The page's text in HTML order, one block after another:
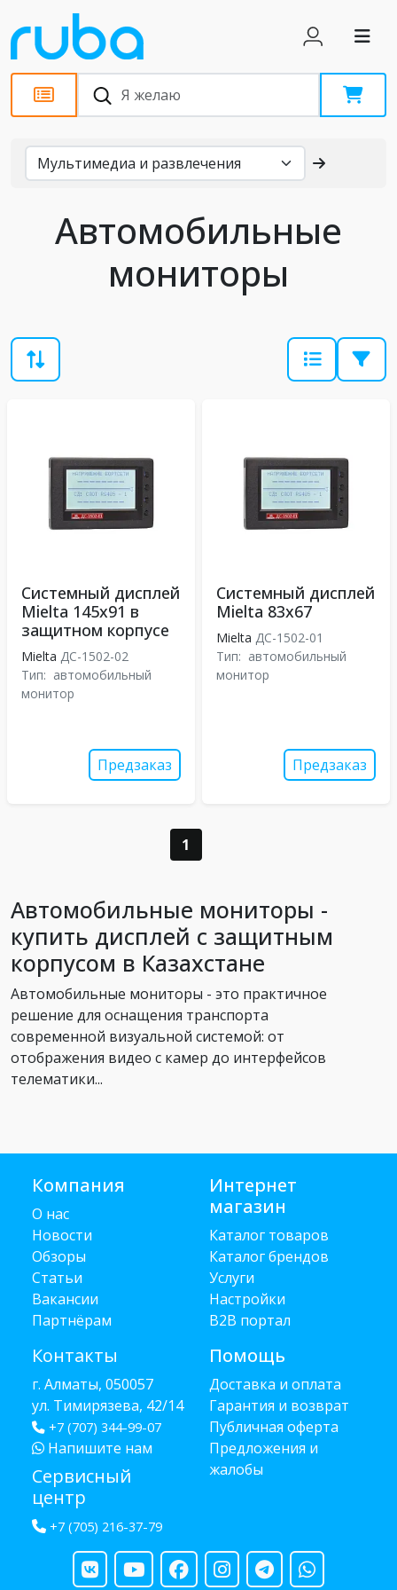
Каталог
Автомобильные
мониторы
Системный дисплей
Mielta 145х91 в
защитном корпусе
Mielta ДС-1502-02
Тип: автомобильный
монитор
Предзаказ
Системный дисплей
Mielta 83х67
Mielta ДС-1502-01
Тип: автомобильный
монитор
Предзаказ
1
Автомобильные мониторы -
купить дисплей с защитным
корпусом в Казахстане
Автомобильные мониторы - это практичное
решение для оснащения транспорта
современной визуальной системой: от
отображения видео с камер до интерфейсов
телематики...
Компания
О нас
Новости
Обзоры
Статьи
Вакансии
Партнёрам
Контакты
г. Алматы, 050057
ул. Тимирязева, 42/14
+7 (707) 344-99-07
Напишите нам
Сервисный
центр
+7 (705) 216-37-79
Интернет
магазин
Каталог товаров
Каталог брендов
Услуги
Настройки
B2B портал
Помощь
Доставка и оплата
Гарантия и возврат
Публичная оферта
Предложения и
жалобы